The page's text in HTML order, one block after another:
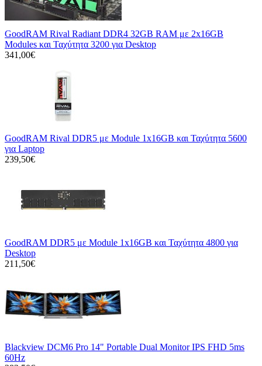
GoodRAM Rival Radiant DDR4 32GB RAM με 2x16GB
Modules και Ταχύτητα 3200 για Desktop
341,00€
GoodRAM Rival DDR5 με Module 1x16GB και Ταχύτητα 5600
για Laptop
239,50€
GoodRAM DDR5 με Module 1x16GB και Ταχύτητα 4800 για
Desktop
211,50€
Blackview DCM6 Pro 14" Portable Dual Monitor IPS FHD 5ms
60Hz